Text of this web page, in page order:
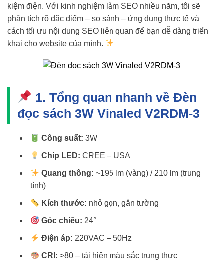
kiệm điện. Với kinh nghiệm làm SEO nhiều năm, tôi sẽ
phân tích rõ đặc điểm – so sánh – ứng dụng thực tế và
cách tối ưu nội dung SEO liên quan để bạn dễ dàng triển
khai cho website của mình.
1. Tổng quan nhanh về Đèn
đọc sách 3W Vinaled V2RDM-3
Công suất: 3W
Chip LED: CREE – USA
Quang thông: ~195 lm (vàng) / 210 lm (trung
tính)
Kích thước: nhỏ gọn, gắn tường
Góc chiếu: 24°
Điện áp: 220VAC – 50Hz
CRI: >80 – tái hiện màu sắc trung thực